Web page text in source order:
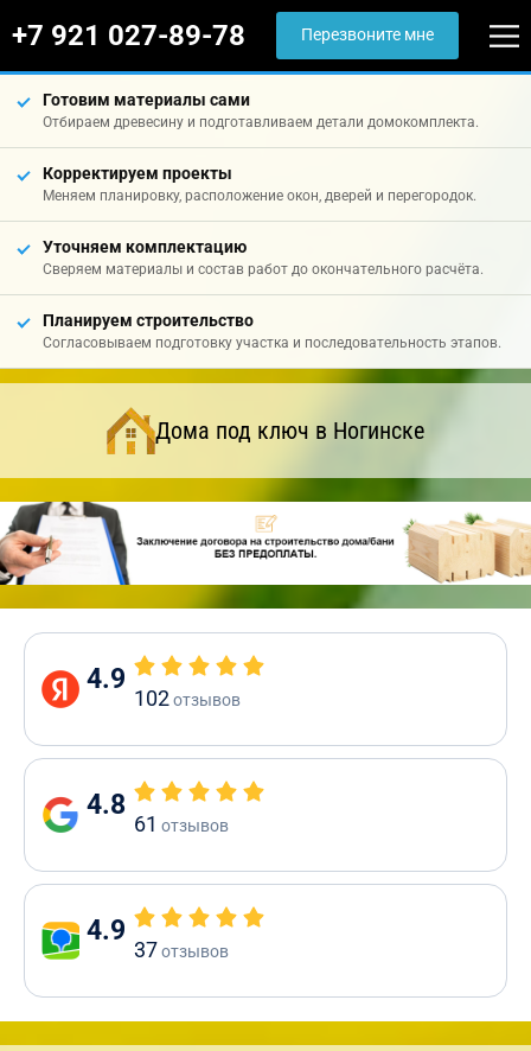
+7 921 027-89-78 Перезвоните мне
Готовим материалы сами
Отбираем древесину и подготавливаем детали домокомплекта.
Корректируем проекты
Меняем планировку, расположение окон, дверей и перегородок.
Уточняем комплектацию
Сверяем материалы и состав работ до окончательного расчёта.
Планируем строительство
Согласовываем подготовку участка и последовательность этапов.
Дома под ключ в Ногинске
4.9
102отзывов
4.8
61 отзывов
4.9
37отзывов